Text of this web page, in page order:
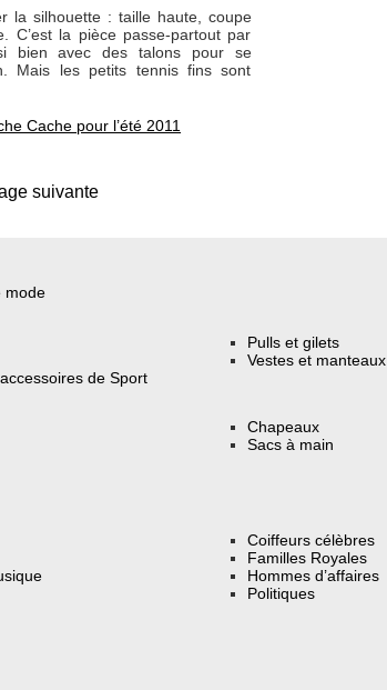
la silhouette : taille haute, coupe
C’est la pièce passe-partout par
bien avec des talons pour se
Mais les petits tennis fins sont
Cache pour l’été 2011
suivante
mode
de Sport
Pulls et gilets
Vestes et manteaux
Chapeaux
Sacs à main
Coiffeurs célèbres
Familles Royales
Hommes d’affaires
Politiques